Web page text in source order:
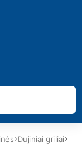
Dujiniai griliai